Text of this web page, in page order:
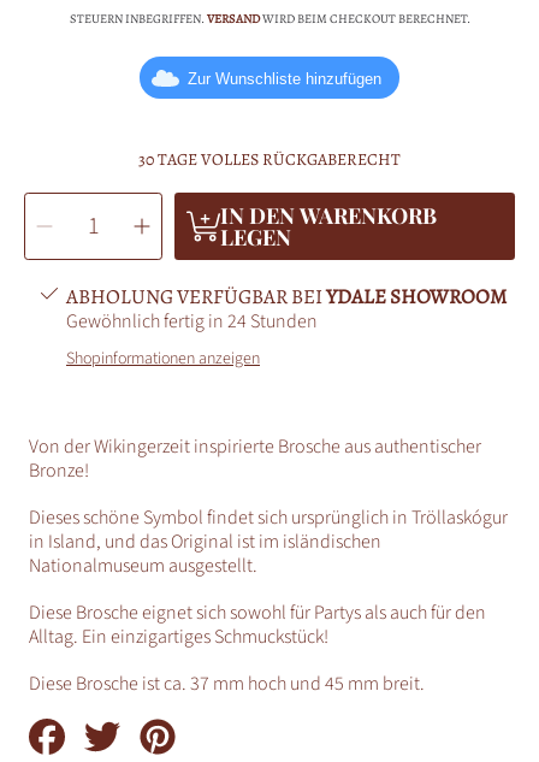
STEUERN INBEGRIFFEN. VERSANDWIRD BEIM CHECKOUT BERECHNET.
Zur Wunschliste hinzufügen
30 TAGE VOLLES RÜCKGABERECHT
MENGE
AUSWÄHLEN
Menge
für
Brosche
im
Urness-
Stil
Bronze
verringern
Menge
für
Brosche
im
Urness-
Stil
Bronze
erhöhen
IN DEN WARENKORB
LEGEN
ABHOLUNG VERFÜGBAR BEIYDALE SHOWROOM
Gewöhnlich fertig in 24 Stunden
Shopinformationen anzeigen
Von der Wikingerzeit inspirierte Brosche aus authentischer
Bronze!
Dieses schöne Symbol findet sich ursprünglich inTröllaskógur
in Island, und das Original ist im isländischen
Nationalmuseum ausgestellt.
Diese Brosche eignet sich sowohl für Partys als auch für den
Alltag. Ein einzigartiges Schmuckstück!
Diese Brosche ist ca. 37 mm hoch und 45 mm breit.
Auf
Facebook
Auf
Twitter